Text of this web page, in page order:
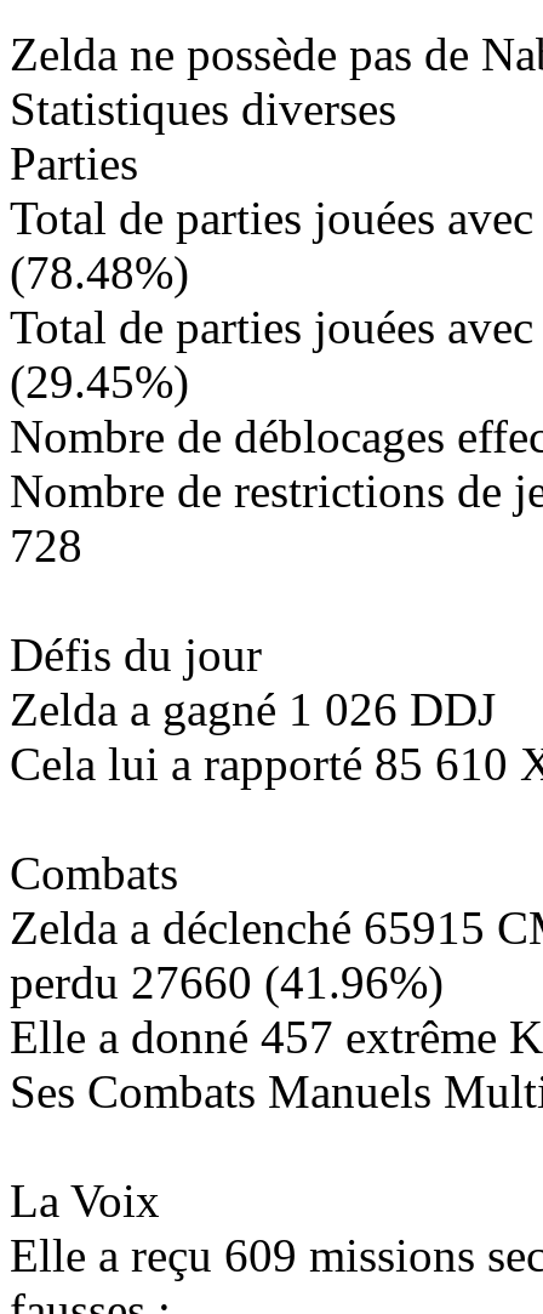
Zelda ne possède pas de
Statistiques diverses
Parties
Total de parties jouées
(78.48%)
Total de parties jouées
(29.45%)
Nombre de déblocages
Nombre de restrictions de
728
Défis du jour
Zelda a gagné 1 026 DDJ
Cela lui a rapporté 85 610
Combats
Zelda a déclenché 65915
perdu 27660 (41.96%)
Elle a donné 457 extrême
Ses Combats Manuels
La Voix
Elle a reçu 609 missions